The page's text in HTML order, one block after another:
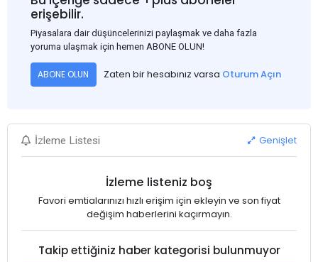
to the market despite seasonal disruptions caused by heavy
rainfall.
erişebilir.
Piyasalara dair düşüncelerinizi paylaşmak ve daha fazla
yoruma ulaşmak için hemen ABONE OLUN!
ABONE OLUN Zaten bir hesabınız varsa Oturum Açın
İzleme Listesi Genişlet
İzleme listeniz boş
Favori emtialarınızı hızlı erişim için ekleyin ve son fiyat
değişim haberlerini kaçırmayın.
Takip ettiğiniz haber kategorisi bulunmuyor